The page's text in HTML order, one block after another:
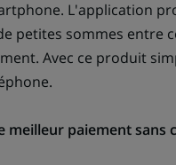
L'application
petites sommes entre
Avec ce produit
meilleur paiement sans